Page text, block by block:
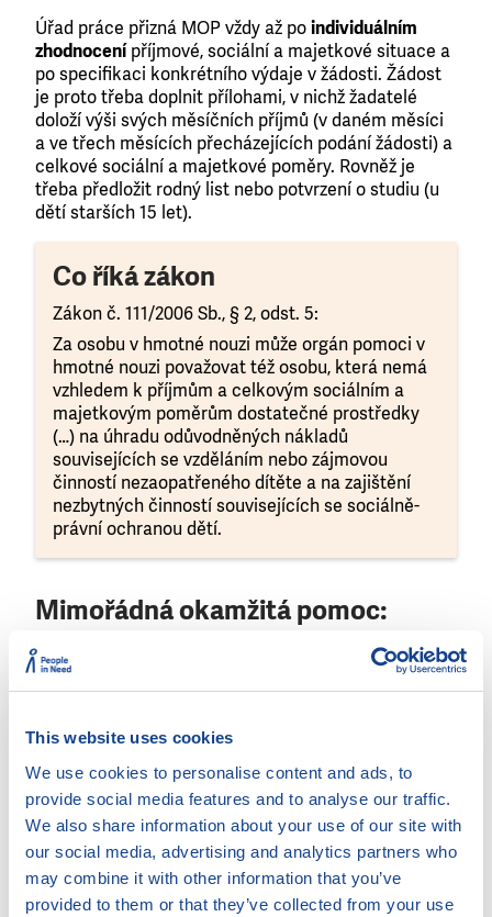
This website uses cookies
We use cookies to personalise content and ads, to
provide social media features and to analyse our traffic.
We also share information about your use of our site with
our social media, advertising and analytics partners who
may combine it with other information that you’ve
provided to them or that they’ve collected from your use
Úřad práce přizná MOP vždy až poindividuálním
zhodnocenípříjmové, sociální a majetkové situace a
po specifikaci konkrétního výdaje v žádosti. Žádost
je proto třeba doplnit přílohami, v nichž žadatelé
doloží výši svých měsíčních příjmů (v daném měsíci
a ve třech měsících přecházejících podání žádosti) a
celkové sociální a majetkové poměry. Rovněž je
třeba předložit rodný list nebo potvrzení o studiu (u
dětí starších 15 let).
Co říká zákon
Zákon č. 111/2006 Sb., § 2, odst. 5:
Za osobu v hmotné nouzi může orgán pomoci v
hmotné nouzi považovat též osobu, která nemá
vzhledem k příjmům a celkovým sociálním a
majetkovým poměrům dostatečné prostředky
(…) na úhradu odůvodněných nákladů
souvisejících se vzděláním nebo zájmovou
činností nezaopatřeného dítěte a na zajištění
nezbytných činností souvisejících se sociálně-
právní ochranou dětí.
Mimořádná okamžitá pomoc:
často kladené otázky
Pro koho je pomoc určena?
MOP je určen pro nezaopatřené děti všech věkových
Na co konkrétně lze pomoc využít?
– na školní pomůcky, včetně pomůcek pro studenty
SŠ a VŠ
– na zájmové kroužky,
– na akce pořádané školou (např. lyžařský výcvik),